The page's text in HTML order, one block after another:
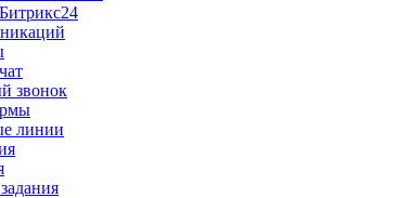
звонок
линии